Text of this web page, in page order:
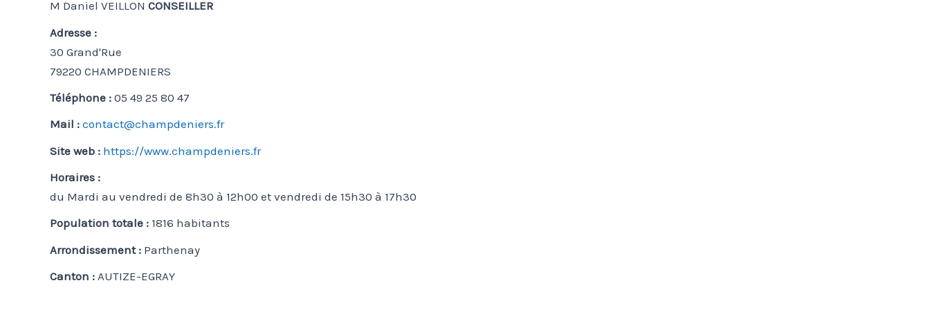
M Daniel VEILLON CONSEILLER
Adresse :
30 Grand'Rue
79220 CHAMPDENIERS
Téléphone : 05 49 25 80 47
Mail : contact@champdeniers.fr
Site web : https://www.champdeniers.fr
Horaires :
du Mardi au vendredi de 8h30 à 12h00 et vendredi de 15h30 à 17h30
Population totale : 1816 habitants
Arrondissement : Parthenay
Canton : AUTIZE-EGRAY